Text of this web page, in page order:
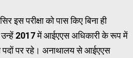
इस परीक्षा को पास किए बिना ही
2017 में आईएएस अधिकारी के रूप में
पर रहे। अनाथालय से आईएएस